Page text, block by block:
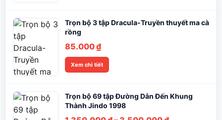
Trọn bộ 3 tập Dracula-Truyền thuyết ma cà
rồng
85.000₫
Xem chi tiết
Trọn bộ 69 tập Đường Dẫn Đến Khung
Thành Jindo 1998